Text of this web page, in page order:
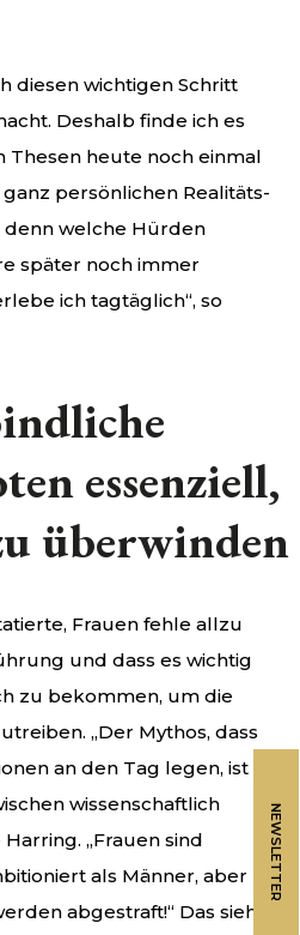
diesen wichtigen Schritt
Deshalb finde ich es
Thesen heute noch einmal
persönlichen Realitäts-
denn welche Hürden
später noch immer
ich tagtäglich“, so
essenziell,
überwinden
Frauen fehle allzu
und dass es wichtig
zu bekommen, um die
„Der Mythos, dass
an den Tag legen, ist
wissenschaftlich
„Frauen sind
als Männer, aber
abgestraft!“ Das sieht
NEWSLETTER